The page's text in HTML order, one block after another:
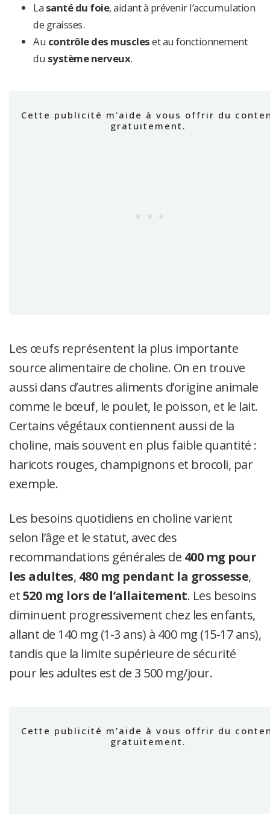
La santé du foie, aidant à prévenir l’accumulation
de graisses.
Au contrôle des muscleset au fonctionnement
du système nerveux.
Les œufs représentent la plus importante
source alimentaire de choline. On en trouve
aussi dans d’autres aliments d’origine animale
comme le bœuf, le poulet, le poisson, et le lait.
Certains végétaux contiennent aussi de la
choline, mais souvent en plus faible quantité :
haricots rouges, champignons et brocoli, par
exemple.
Les besoins quotidiens en choline varient
selon l’âge et le statut, avec des
recommandations générales de 400 mg pour
les adultes, 480 mg pendant la grossesse,
et520 mg lors de l’allaitement. Les besoins
diminuent progressivement chez les enfants,
allant de 140 mg (1-3 ans) à 400 mg (15-17 ans),
tandis que la limite supérieure de sécurité
pour les adultes est de 3 500 mg/jour.